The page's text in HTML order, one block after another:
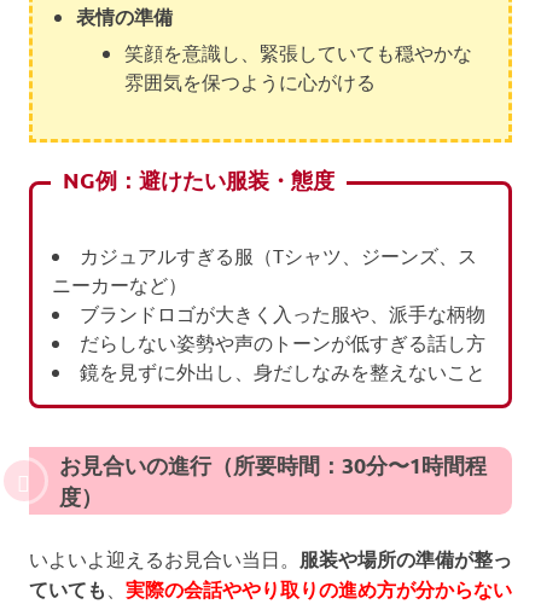
表情の準備
笑顔を意識し、緊張していても穏やかな
雰囲気を保つように心がける
NG例：避けたい服装・態度
カジュアルすぎる服（Tシャツ、ジーンズ、ス
ニーカーなど）
ブランドロゴが大きく入った服や、派手な柄物
だらしない姿勢や声のトーンが低すぎる話し方
鏡を見ずに外出し、身だしなみを整えないこと
お見合いの進行（所要時間：30分〜1時間程
度）
いよいよ迎えるお見合い当日。 服装や場所の準備が整っ
ていても
実際の会話ややり取りの進め方が分からない